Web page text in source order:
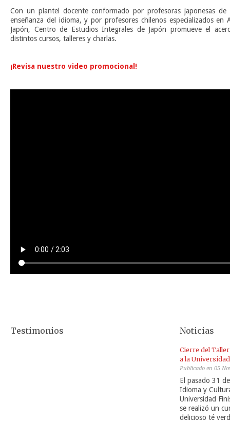
Con un plantel docente conformado por profesoras japonesas
enseñanza del idioma, y por profesores chilenos especializados
Japón, Centro de Estudios Integrales de Japón promueve el
distintos cursos, talleres y charlas.
¡Revisa nuestro video promocional!
Testimonios Noticias
Cierre del
a la
Publicado en 05
El pasado 31
Idioma y
Universidad
se realizó un
delicioso té